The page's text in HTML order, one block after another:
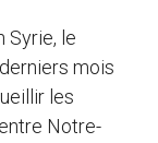
Syrie, le
mois
les
Notre-